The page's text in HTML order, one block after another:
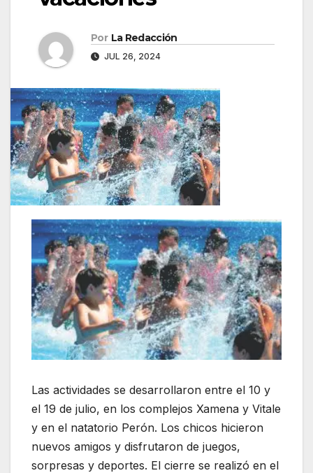
Por La Redacción
JUL 26, 2024
Las actividades se desarrollaron entre el 10 y
el 19 de julio, en los complejos Xamena y Vitale
y en el natatorio Perón. Los chicos hicieron
nuevos amigos y disfrutaron de juegos,
sorpresas y deportes. El cierre se realizó en el